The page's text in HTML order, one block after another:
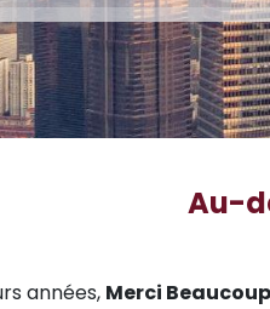
Au-
années, Merci Beaucoup